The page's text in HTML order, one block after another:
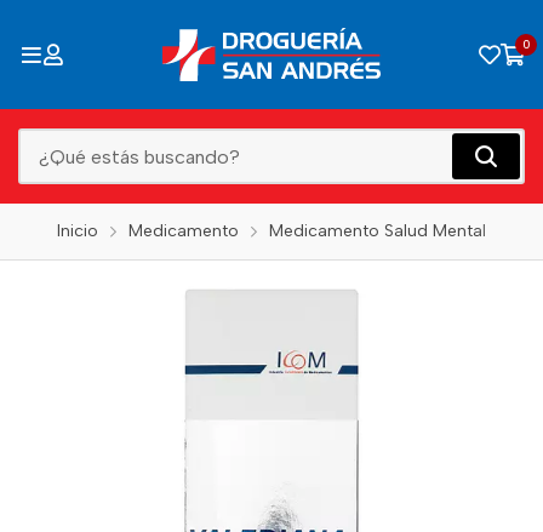
0
Inicio Medicamento Medicamento Salud Mental